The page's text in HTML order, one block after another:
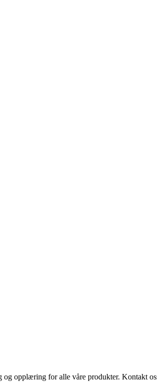
opplæring for alle våre produkter. Kontakt